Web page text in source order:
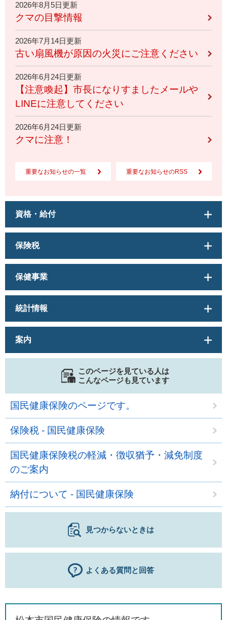
2026年8月5日更新
クマの目撃情報
2026年7月14日更新
古い扇風機が原因の火災にご注意ください
2026年6月24日更新
【注意喚起】市長になりすましたメールや
LINEに注意してください
2026年6月24日更新
クマに注意！
重要なお知らせの一覧 重要なお知らせのRSS
資格・給付
保険税
保健事業
統計情報
案内
このページを見ている人は
こんなページも見ています
国民健康保険のページです。
保険税 - 国民健康保険
国民健康保険税の軽減・徴収猶予・減免制度
のご案内
納付について - 国民健康保険
見つからないときは
よくある質問と回答